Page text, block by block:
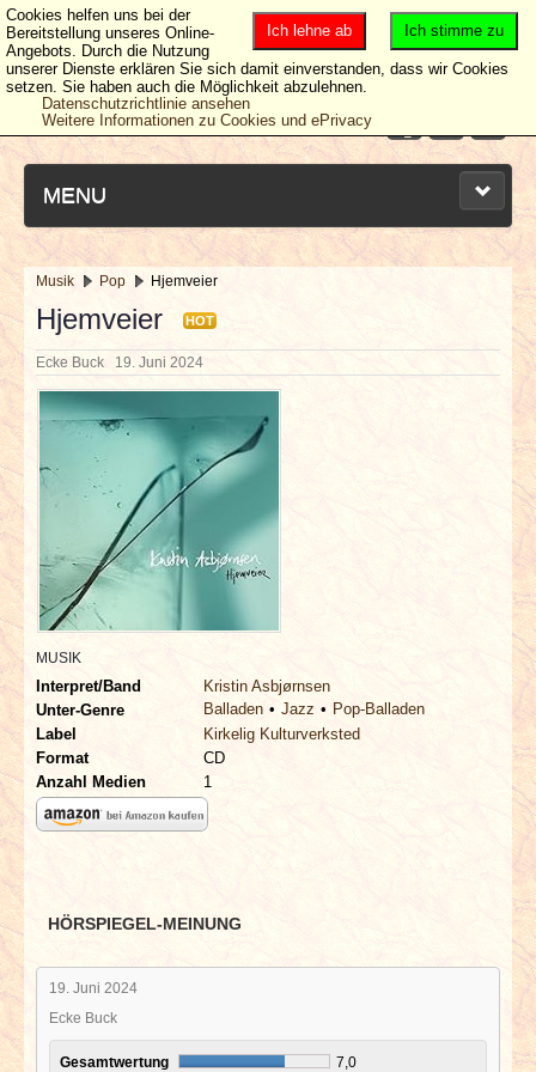
MENU
NEUESTE ARTIKEL
NEWS & DATES
BERICHTE
VERLOSUNGEN
INTERVIEWS
SPECIALS
REDAKTION
LINKS
ARCHIV
Musik Pop Hjemveier
Hjemveier HOT
Ecke Buck 19. Juni 2024
MUSIK
Interpret/Band
Kristin Asbjørnsen
Unter-Genre
Balladen Jazz
Pop-Balladen
Label
Kirkelig Kulturverksted
Format
CD
Anzahl Medien
1
HÖRSPIEGEL-MEINUNG
19. Juni 2024
Ecke Buck
Gesamtwertung 7,0
Ich stimme zu
Ich lehne ab
Cookies helfen uns bei der
Bereitstellung unseres Online-
Angebots. Durch die Nutzung
unserer Dienste erklären Sie sich damit einverstanden, dass wir Cookies
setzen. Sie haben auch die Möglichkeit abzulehnen.
Datenschutzrichtlinie ansehen
Weitere Informationen zu Cookies und ePrivacy